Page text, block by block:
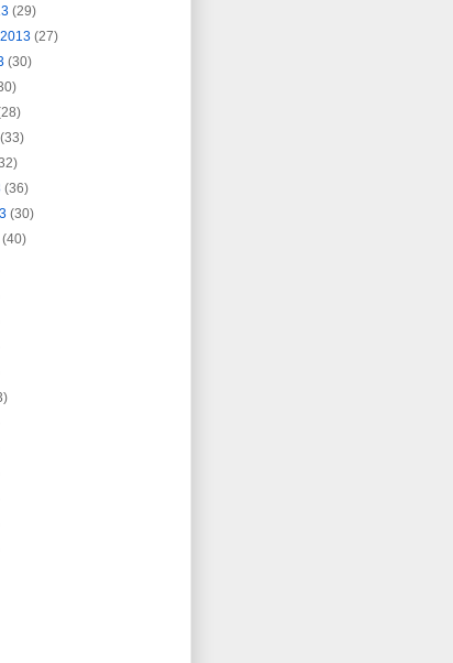
(29)
2013(27)
(30)
(33)
(36)
(30)
(40)